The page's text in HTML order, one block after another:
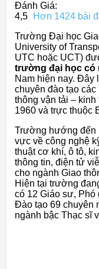
Đánh Giá:
4,5
Hơn 1424 bài
Trường Đại học
University of
UTC hoặc UCT)
trường đại học có
Nam hiện nay. Đây
chuyên đào tạo
thông vận tải –
1960 và trực thuộc
Trường hướng đến
vực về công nghệ
thuật cơ khí, ô tô,
thông tin, điện tử
cho ngành Giao
Hiện tại trường
có 12 Giáo sư, Phó
Đào tạo 69 chuyên
ngành bậc Thạc sĩ